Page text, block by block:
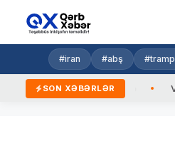
#iran #abş #tramp
SON XƏBƏRLƏR
Valyuta məzənnəsi